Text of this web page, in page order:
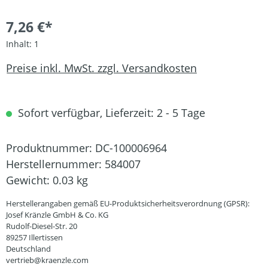
7,26 €*
Inhalt: 1
Preise inkl. MwSt. zzgl. Versandkosten
Sofort verfügbar, Lieferzeit: 2 - 5 Tage
Produktnummer: DC-100006964
Herstellernummer: 584007
Gewicht: 0.03 kg
Herstellerangaben gemäß EU-Produktsicherheitsverordnung (GPSR):
Josef Kränzle GmbH & Co. KG
Rudolf-Diesel-Str. 20
89257 Illertissen
Deutschland
vertrieb@kraenzle.com